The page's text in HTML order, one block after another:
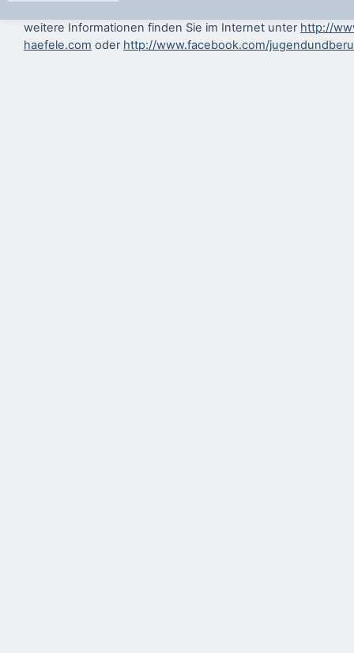
weitere Informationen finden Sie im Internet unter http://
haefele.com oder http://www.facebook.com/